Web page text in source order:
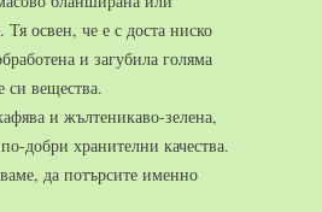
Тя освен, че е с доста ниско
и загубила голяма
си вещества.
и жълтеникаво-зелена,
добри хранителни качества.
да потърсите именно